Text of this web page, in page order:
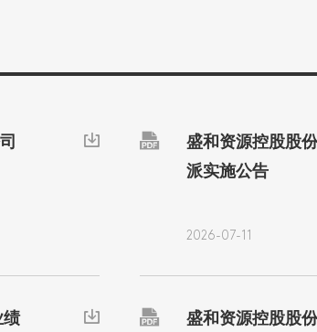
 
盛和资源控股股
派实施公告
2026-07-11
绩
 
盛和资源控股股